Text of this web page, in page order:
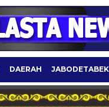
DAERAH JABODETABEK